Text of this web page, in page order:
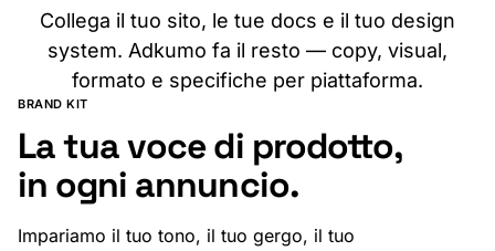
Collega il tuo sito, le tue docs e il tuo design
system. Adkumo fa il resto — copy, visual,
formato e specifiche per piattaforma.
BRAND KIT
La tua voce di prodotto,
in ogni annuncio.
Impariamo il tuo tono, il tuo gergo, il tuo